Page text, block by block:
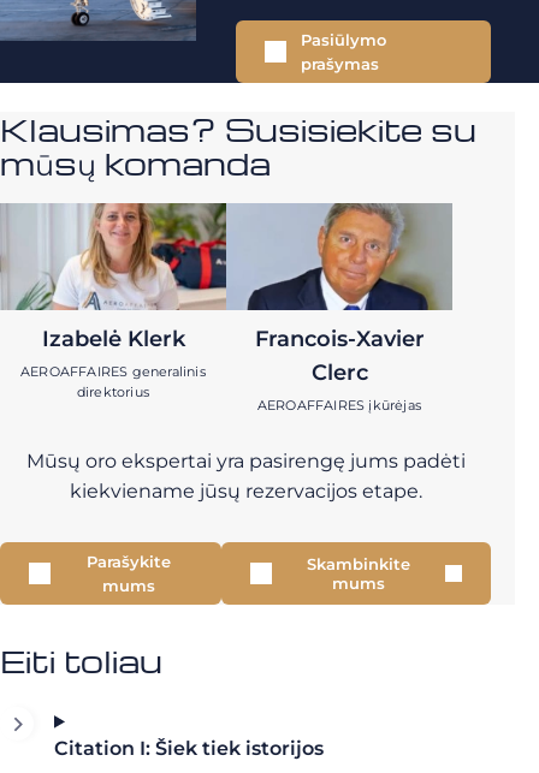
Pasiūlymo
prašymas
Klausimas? Susisiekite su
mūsų komanda
Izabelė Klerk
AEROAFFAIRES generalinis
direktorius
Francois-Xavier
Clerc
AEROAFFAIRES įkūrėjas
Mūsų oro ekspertai yra pasirengę jums padėti
kiekviename jūsų rezervacijos etape.
Parašykite
mums
Skambinkite
mums
Eiti toliau
Citation I: Šiek tiek istorijos